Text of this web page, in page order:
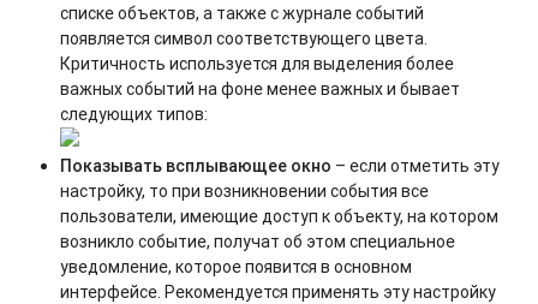
списке объектов, а также с журнале событий
появляется символ соответствующего цвета.
Критичность используется для выделения более
важных событий на фоне менее важных и бывает
следующих типов:
Показывать всплывающее окно – если отметить эту
настройку, то при возникновении события все
пользователи, имеющие доступ к объекту, на котором
возникло событие, получат об этом специальное
уведомление, которое появится в основном
интерфейсе. Рекомендуется применять эту настройку